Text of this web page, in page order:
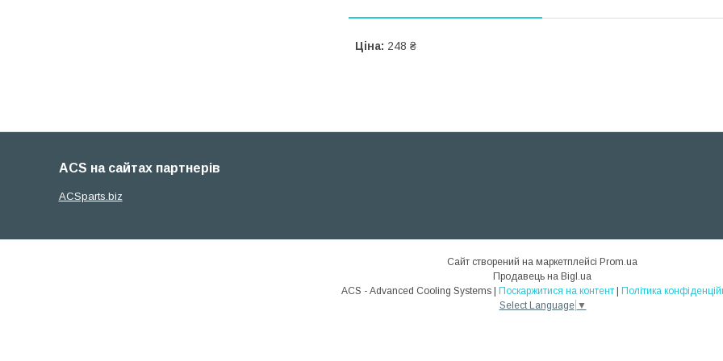
Ціна: 248 ₴
ACS на сайтах партнерів
ACSparts.biz
Сайт створений на маркетплейсі Prom.ua
Продавець на Bigl.ua
ACS - Advanced Cooling Systems | Поскаржитися на контент | Політика
Select Language ▼